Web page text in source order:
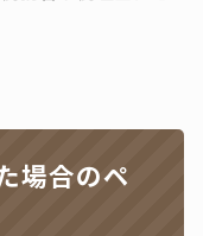
場合のペ